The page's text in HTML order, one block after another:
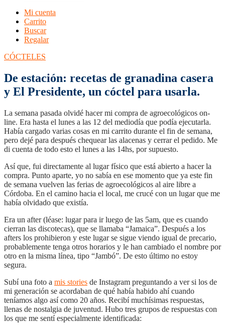
Mi cuenta
Carrito
Buscar
Regalar
CÓCTELES
De estación: recetas de granadina casera
y El Presidente, un cóctel para usarla.
La semana pasada olvidé hacer mi compra de agroecológicos on-
line. Era hasta el lunes a las 12 del mediodía que podía ejecutarla.
Había cargado varias cosas en mi carrito durante el fin de semana,
pero dejé para después chequear las alacenas y cerrar el pedido. Me
di cuenta de todo esto el lunes a las 14hs, por supuesto.
Así que, fui directamente al lugar físico que está abierto a hacer la
compra. Punto aparte, yo no sabía en ese momento que ya este fin
de semana vuelven las ferias de agroecológicos al aire libre a
Córdoba. En el camino hacia el local, me crucé con un lugar que me
había olvidado que existía.
Era un after (léase: lugar para ir luego de las 5am, que es cuando
cierran las discotecas), que se llamaba “Jamaica”. Después a los
afters los prohibieron y este lugar se sigue viendo igual de precario,
probablemente tenga otros horarios y le han cambiado el nombre por
otro en la misma línea, tipo “Jambó”. De esto último no estoy
segura.
Subí una foto a mis stories de Instagram preguntando a ver si los de
mi generación se acordaban de qué había habido ahí cuando
teníamos algo así como 20 años. Recibí muchísimas respuestas,
llenas de nostalgia de juventud. Hubo tres grupos de respuestas con
los que me sentí especialmente identificada: